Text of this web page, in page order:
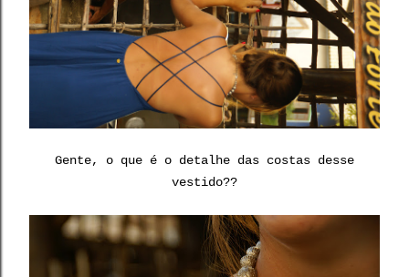
Gente, o que é o detalhe das costas desse
vestido??